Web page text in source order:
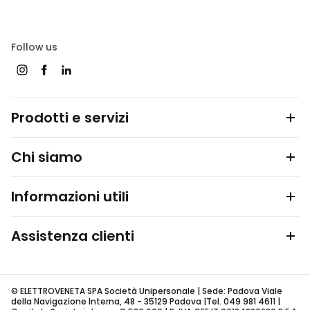
Follow us
Prodotti e servizi
Chi siamo
Informazioni utili
Assistenza clienti
© ELETTROVENETA SPA Società Unipersonale | Sede: Padova Viale
della Navigazione Interna, 48 - 35129 Padova |Tel. 049 981 4611 |